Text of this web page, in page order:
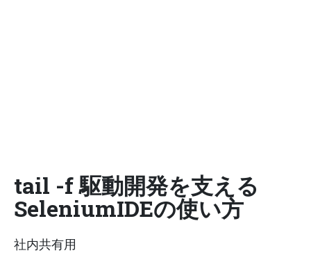
tail -f 駆動開発を支える
SeleniumIDEの使い方
社内共有用